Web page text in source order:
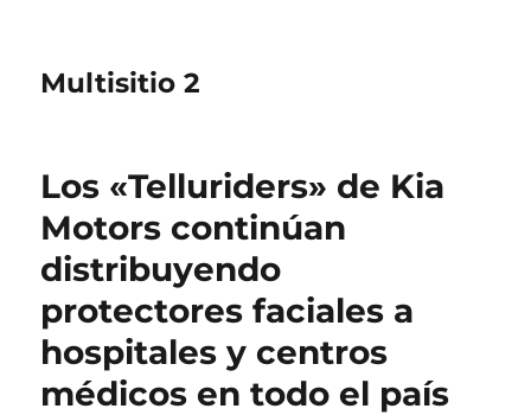
Multisitio 2
Los «Telluriders» de Kia
Motors continúan
distribuyendo
protectores faciales a
hospitales y centros
médicos en todo el país